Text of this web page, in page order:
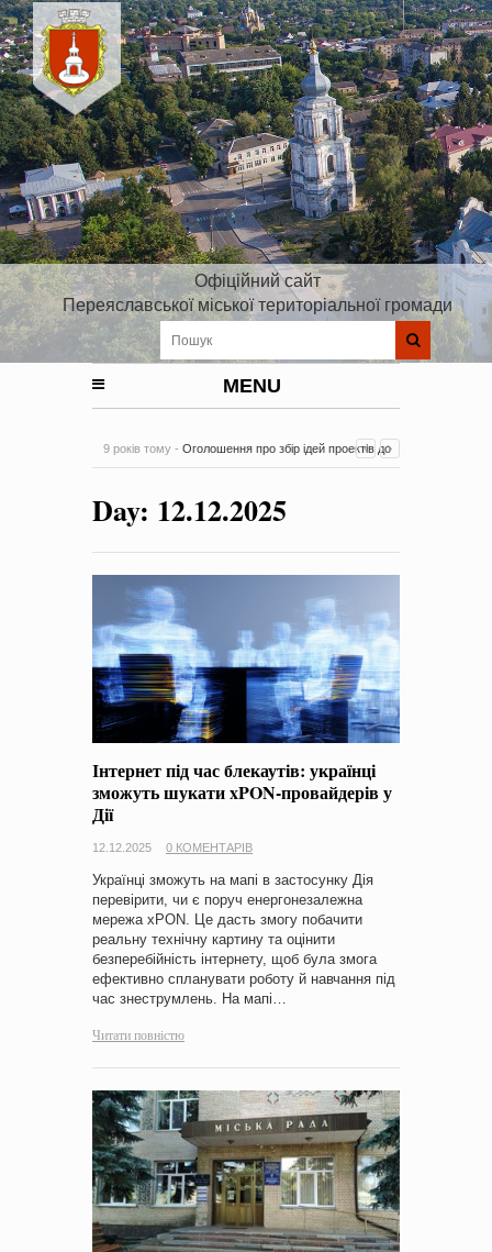
Офіційний сайт
Переяславської міської територіальної громади
MENU
9 років тому - Оголошення про збір ідей проектів до
на період 2018 – 2020 роки Оголошення про збір ідей
проектів
-0 Коментарів
Day: 12.12.2025
Інтернет під час блекаутів: українці
зможуть шукати xPON-провайдерів у
Дії
12.12.2025 0 КОМЕНТАРІВ
Українці зможуть на мапі в застосунку Дія
перевірити, чи є поруч енергонезалежна
мережа xPON. Це дасть змогу побачити
реальну технічну картину та оцінити
безперебійність інтернету, щоб була змога
ефективно спланувати роботу й навчання під
час знеструмлень. На мапі…
Читати повністю